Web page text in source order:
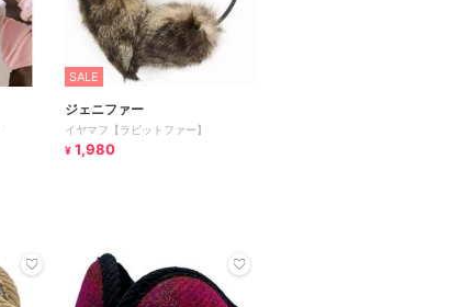
SALE
ジェニファー
イヤマフ【ラビットファー】
¥ 1,980